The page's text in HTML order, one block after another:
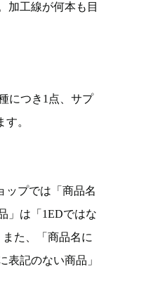
加工線が何本も目
につき1点、サプ
。
ップでは「商品名
」は「1EDではな
た、「商品名に
表記のない商品」